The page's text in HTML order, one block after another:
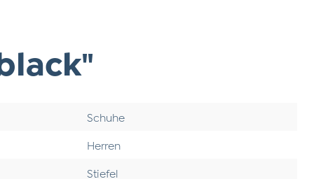
Schuhe
Herren
Stiefel